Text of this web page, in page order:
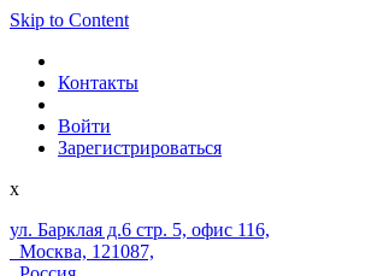
Skip to Content
Контакты
Войти
Зарегистрироваться
x
ул. Барклая д.6 стр. 5, офис 116,
Москва, 121087,